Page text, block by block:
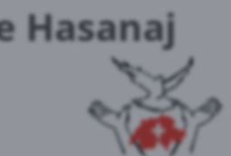
Hasanaj